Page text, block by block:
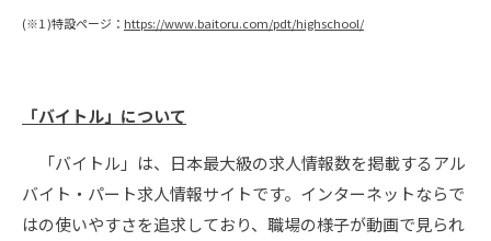
(※1 )特設ページ： https://www.baitoru.com/pdt/highschool/
「バイトル」について
「バイトル」は、日本最大級の求人情報数を掲載するアル
バイト・パート求人情報サイトです。インターネットならで
はの使いやすさを追求しており、職場の様子が動画で見られ